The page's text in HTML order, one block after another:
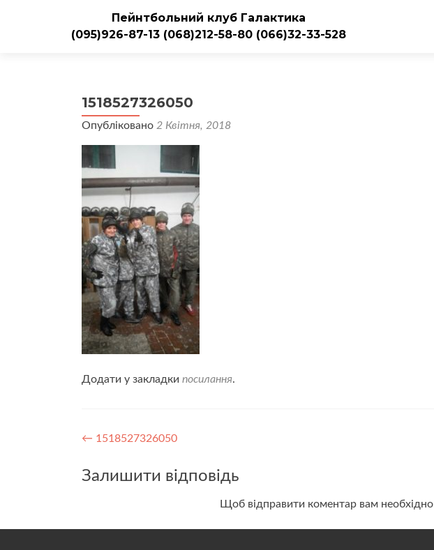
Пейнтбольний клуб Галактика
(095)926-87-13 (068)212-58-80 (066)32-33-528
1518527326050
Опубліковано 2 Квітня, 2018
Додати у закладки посилання.
Навігація
записів
← 1518527326050
Залишити відповідь
Щоб відправити коментар вам необхідно